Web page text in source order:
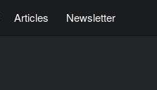
Articles Newsletter